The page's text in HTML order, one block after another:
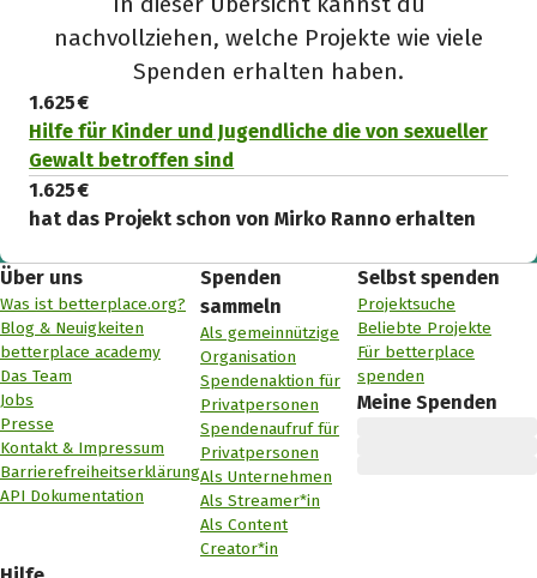
nachvollziehen, welche Projekte wie viele
Spenden erhalten haben.
1.625 €
Hilfe für Kinder und Jugendliche die von sexueller
Gewalt betroffen sind
1.625 €
hat das Projekt schon von Mirko Ranno erhalten
Über uns
Was ist betterplace.org?
Blog & Neuigkeiten
betterplace academy
Das Team
Jobs
Presse
Kontakt & Impressum
Barrierefreiheitserklärung
API Dokumentation
Spenden
sammeln
Als gemeinnützige
Organisation
Spendenaktion für
Privatpersonen
Spendenaufruf für
Privatpersonen
Als Unternehmen
Als Streamer*in
Als Content
Creator*in
Selbst spenden
Projektsuche
Beliebte Projekte
Für betterplace
spenden
Meine Spenden